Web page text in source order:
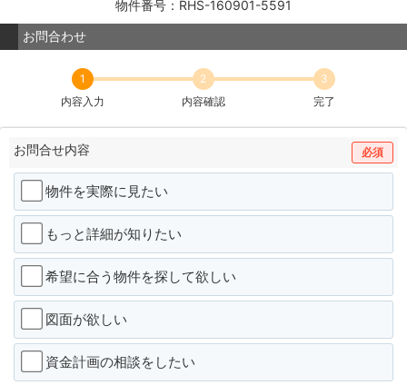
物件番号：RHS-160901-5591
お問合わせ
1
内容入力
2
内容確認
3
完了
お問合せ内容 必須
物件を実際に見たい
もっと詳細が知りたい
希望に合う物件を探して欲しい
図面が欲しい
資金計画の相談をしたい